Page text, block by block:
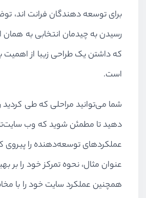
برای توسعه دهندگان فرانت اند،
رسیدن به چیدمان انتخابی به همان
که داشتن یک طراحی زیبا از اهمیت
است.
شما می‌توانید مراحلی که طی کردید
دهید تا مطمئن شوید که وب
عملکردهای توسعه‌دهنده را پیروی
عنوان مثال، نحوه تمرکز خود را بر
همچنین عملکرد سایت خود را با